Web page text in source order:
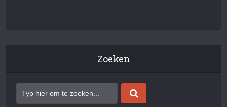
Zoeken